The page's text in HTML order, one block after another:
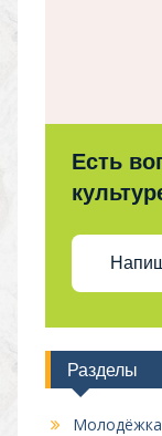
Есть
Разделы
Молодёжка